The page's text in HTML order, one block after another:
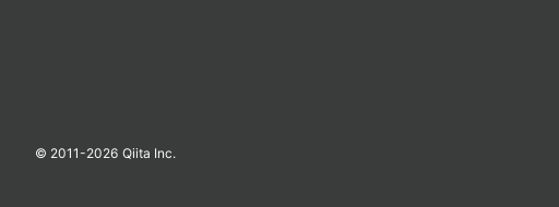
© 2011-2026 Qiita Inc.